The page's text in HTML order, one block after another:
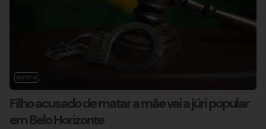
NOTÍCIA
Filho acusado de matar a mãe vai a júri popular
em Belo Horizonte